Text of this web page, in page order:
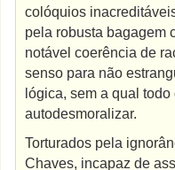
colóquios
pela robusta bagagem
notável coerência de
senso para não
lógica, sem a qual
autodesmoralizar.
Torturados pela
Chaves, incapaz de